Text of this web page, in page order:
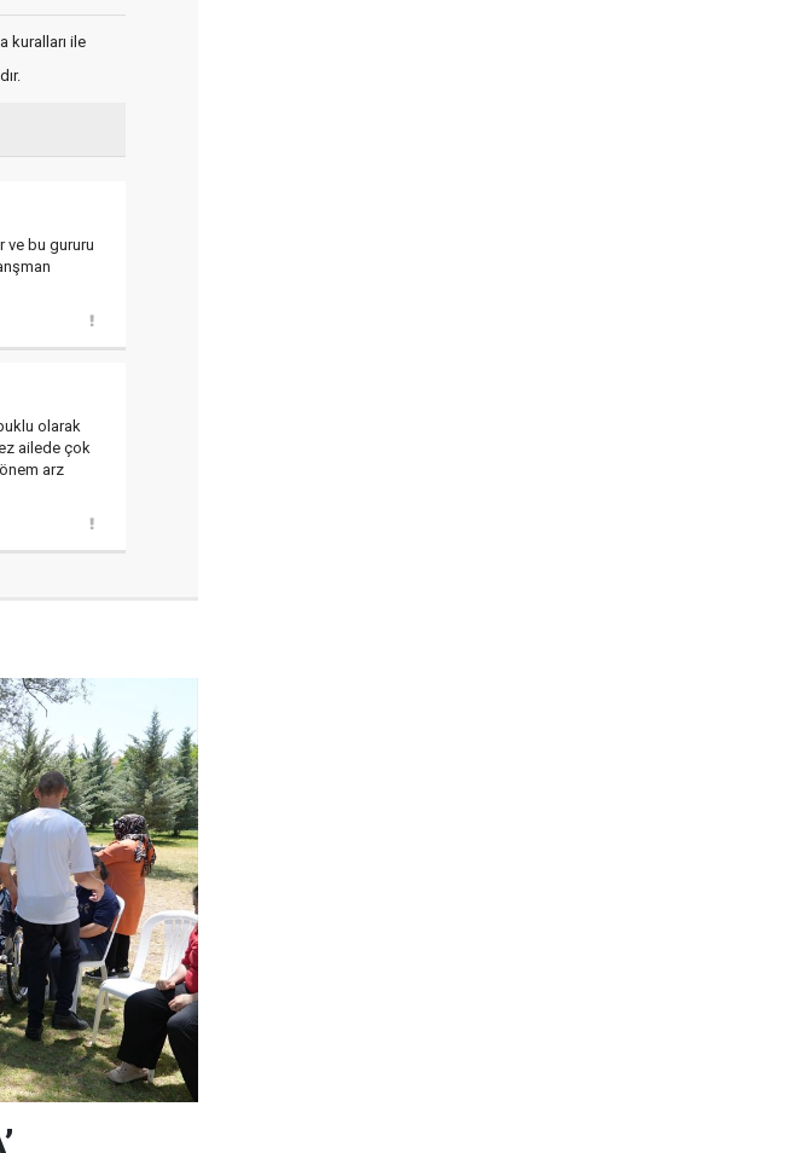
kuralları ile
ve bu gururu
olarak
ailede çok
arz